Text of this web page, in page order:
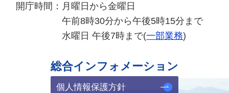
開庁時間： 月曜日から金曜日
午前8時30分から午後5時15分まで
水曜日 午後7時まで(一部業務)
総合インフォメーション
個人情報保護方針